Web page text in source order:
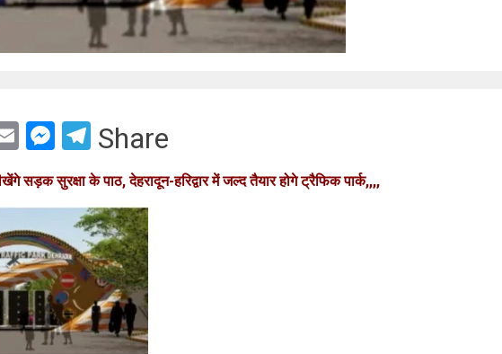
EmailMessenger
Telegram
Share
सड़क सुरक्षा के पाठ, देहरादून-हरिद्वार में जल्द तैयार होगे ट्रैफिक पार्क,,,,